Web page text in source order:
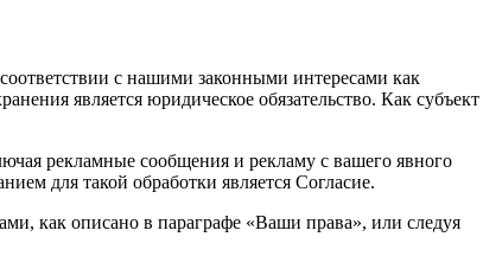
с нашими законными интересами как
является юридическое обязательство. Как субъект
рекламные сообщения и рекламу с вашего явного
для такой обработки является Согласие.
как описано в параграфе «Ваши права», или следуя